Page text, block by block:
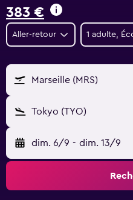
383 €
Aller-retour 1 adulte,
Marseille (MRS)
Tokyo (TYO)
dim. 6/9 - dim. 13/9